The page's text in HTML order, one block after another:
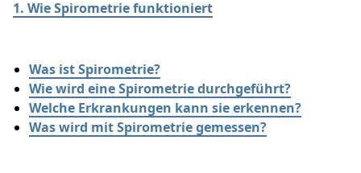
1. Wie Spirometrie funktioniert
Was ist Spirometrie?
Wie wird eine Spirometrie durchgeführt?
Welche Erkrankungen kann sie erkennen?
Was wird mit Spirometrie gemessen?